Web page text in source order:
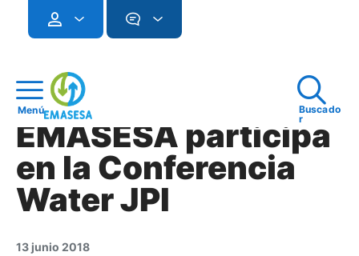
Menú
Buscado
r
EMASESA participa
en la Conferencia
Water JPI
13 junio 2018